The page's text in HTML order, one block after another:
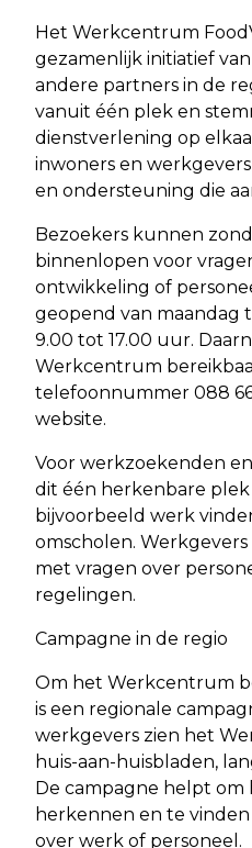
Het Werkcentrum
gezamenlijk initiatief
andere partners in de
vanuit één plek en
dienstverlening op
inwoners en
en ondersteuning die
Bezoekers kunnen
binnenlopen voor
ontwikkeling of
geopend van maandag
9.00 tot 17.00 uur.
Werkcentrum
telefoonnummer 088
website.
Voor werkzoekenden
dit één herkenbare plek
bijvoorbeeld werk
omscholen.
met vragen over
regelingen.
Campagne in de regio
Om het Werkcentrum
is een regionale
werkgevers zien het
huis-aan-huisbladen,
De campagne helpt
herkennen en te
over werk of personeel.